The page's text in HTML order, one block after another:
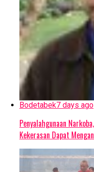
Bodetabek7 days ago
Penyalahgunaan
Kekerasan Dapat